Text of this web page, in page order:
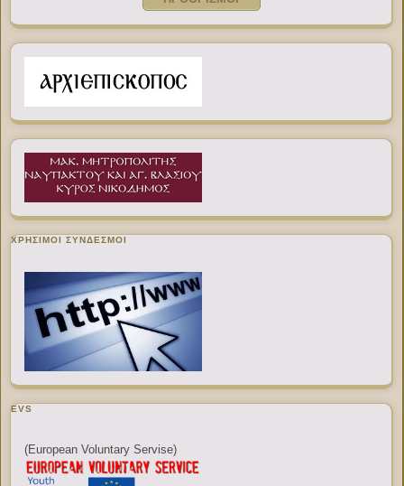
ΧΡΉΣΙΜΟΙ ΣΎΝΔΕΣΜΟΙ
EVS
(European Voluntary Servise)